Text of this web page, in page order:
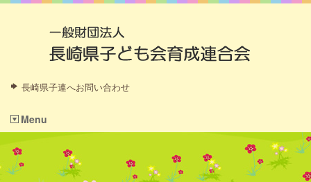
長崎県子連へお問い合わせ
Menu